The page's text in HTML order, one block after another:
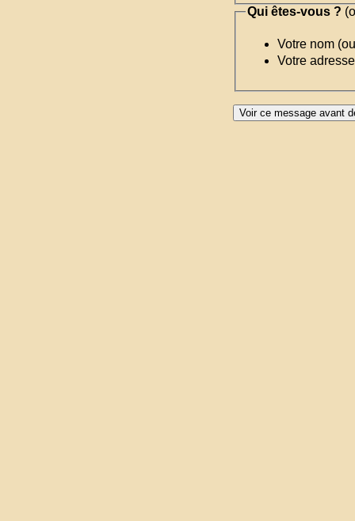
Qui êtes-vous ?
Votre nom
Votre